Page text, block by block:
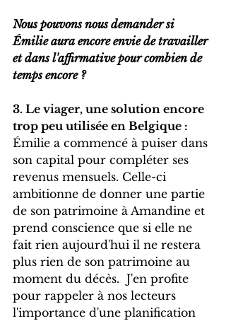
Nous pouvons nous demander si
Émilie aura encore envie de travailler
et dans l'affirmative pour combien de
temps encore ?
3. Le viager, une solution encore
trop peu utilisée en Belgique :
Émilie a commencé à puiser dans
son capital pour compléter ses
revenus mensuels. Celle-ci
ambitionne de donner une partie
de son patrimoine à Amandine et
prend conscience que si elle ne
fait rien aujourd'hui il ne restera
plus rien de son patrimoine au
moment du décès.  J'en profite
pour rappeler à nos lecteurs
l'importance d'une planification